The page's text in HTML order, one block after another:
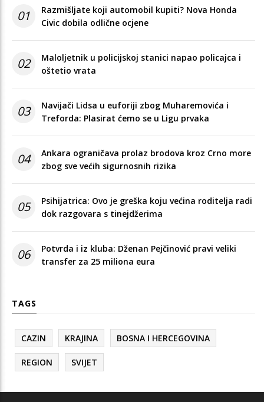
01
Razmišljate koji automobil kupiti? Nova Honda
Civic dobila odlične ocjene
02
Maloljetnik u policijskoj stanici napao policajca i
oštetio vrata
03
Navijači Lidsa u euforiji zbog Muharemovića i
Treforda: Plasirat ćemo se u Ligu prvaka
04
Ankara ograničava prolaz brodova kroz Crno more
zbog sve većih sigurnosnih rizika
05
Psihijatrica: Ovo je greška koju većina roditelja radi
dok razgovara s tinejdžerima
06
Potvrda i iz kluba: Dženan Pejčinović pravi veliki
transfer za 25 miliona eura
TAGS
CAZIN KRAJINA BOSNA I HERCEGOVINA
REGION SVIJET